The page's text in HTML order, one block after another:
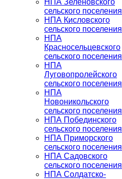
НПА Зеленовского
сельского поселения
НПА Кисловского
сельского поселения
НПА
Красносельцевского
сельского поселения
НПА
Луговопролейского
сельского поселения
НПА
Новоникольского
сельского поселения
НПА Побединского
сельского поселения
НПА Приморского
сельского поселения
НПА Садовского
сельского поселения
НПА Солдатско-